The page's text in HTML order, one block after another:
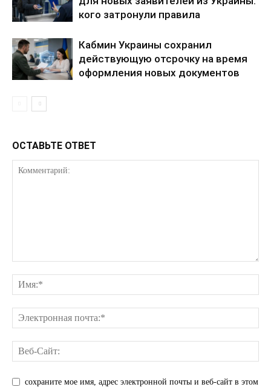
кого затронули правила
Кабмин Украины сохранил
действующую отсрочку на время
оформления новых документов
ОСТАВЬТЕ ОТВЕТ
сохраните мое имя, адрес электронной почты и веб-сайт в этом